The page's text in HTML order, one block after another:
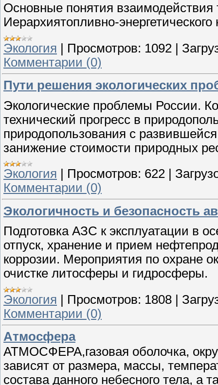
Основные понятия
Иерархиятопливно-
Экология | Просмотров: 1092 |
Комментарии (0)
Пути решения экологических
Экологические проблемы России.
технический прогресс в
природопользования с
занижение стоимости природных
Экология
Просмотров: 622
Комментарии (0)
Экологичность и безопасность
Подготовка АЗС к эксплуатации в
отпуск, хранение и прием
коррозии. Мероприятия по охране
очистке литосферы и гидросферы.
Экология
Просмотров: 1808
Комментарии (0)
Атмосфера
АТМОСФЕРА,газовая оболочка,
зависят от размера, массы,
состава данного небесного тела, а